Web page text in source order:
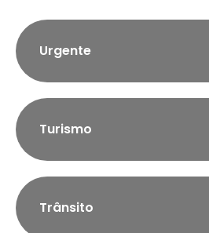
Urgente
Turismo
Trânsito